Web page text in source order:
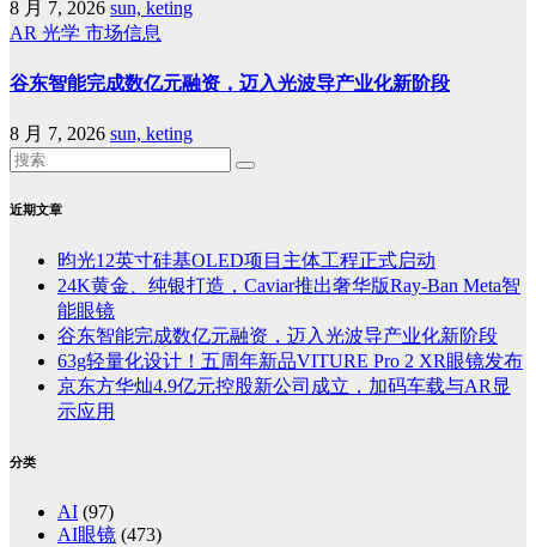
8 月 7, 2026 sun, keting
AR 光学 市场信息
谷东智能完成数亿元融资，迈入光波导产业化新阶段
8 月 7, 2026 sun, keting
近期文章
昀光12英寸硅基OLED项目主体工程正式启动
24K黄金、纯银打造，Caviar推出奢华版Ray-Ban Meta智
能眼镜
谷东智能完成数亿元融资，迈入光波导产业化新阶段
63g轻量化设计！五周年新品VITURE Pro 2 XR眼镜发布
京东方华灿4.9亿元控股新公司成立，加码车载与AR显
示应用
分类
AI (97)
AI眼镜 (473)